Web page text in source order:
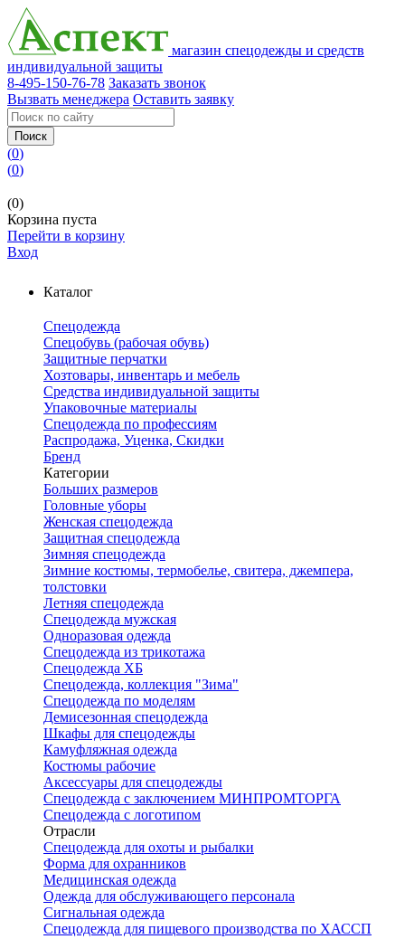
магазин спецодежды и средств
индивидуальной защиты
8-495-150-76-78 Заказать звонок
Вызвать менеджера Оставить заявку
Поиск
(0)
(0)
(0)
Корзина пуста
Перейти в корзину
Вход
Каталог
Спецодежда
Спецобувь (рабочая обувь)
Защитные перчатки
Хозтовары, инвентарь и мебель
Средства индивидуальной защиты
Упаковочные материалы
Спецодежда по профессиям
Распродажа, Уценка, Скидки
Бренд
Категории
Больших размеров
Головные уборы
Женская спецодежда
Защитная спецодежда
Зимняя спецодежда
Зимние костюмы, термобелье, свитера, джемпера,
толстовки
Летняя спецодежда
Спецодежда мужская
Одноразовая одежда
Спецодежда из трикотажа
Спецодежда ХБ
Спецодежда, коллекция "Зима"
Спецодежда по моделям
Демисезонная спецодежда
Шкафы для спецодежды
Камуфляжная одежда
Костюмы рабочие
Аксессуары для спецодежды
Спецодежда с заключением МИНПРОМТОРГА
Спецодежда с логотипом
Отрасли
Спецодежда для охоты и рыбалки
Форма для охранников
Медицинская одежда
Одежда для обслуживающего персонала
Сигнальная одежда
Спецодежда для пищевого производства по ХАССП